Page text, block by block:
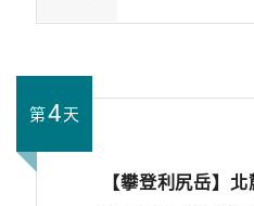
第4天
【攀登利尻岳】